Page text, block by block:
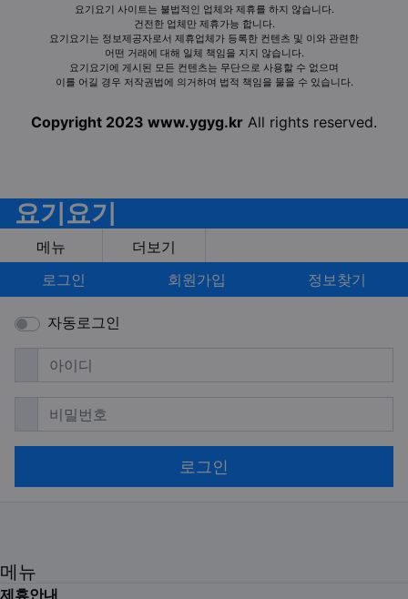
요기요기 사이트는 불법적인 업체와 제휴를 하지 않습니다.
건전한 업체만 제휴가능 합니다.
요기요기는 정보제공자로서 제휴업체가 등록한 컨텐츠 및 이와 관련한
어떤 거래에 대해 일체 책임을 지지 않습니다.
요기요기에 게시된 모든 컨텐츠는 무단으로 사용할 수 없으며
이를 어길 경우 저작권법에 의거하여 법적 책임을 물을 수 있습니다.
Copyright 2023 www.ygyg.kr All rights reserved.
요기요기
메뉴
더보기
로그인
회원가입 정보찾기
자동로그인
아이디 필수
비밀번호필수
로그인
메뉴
제휴안내